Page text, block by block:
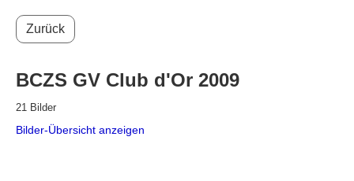
Zurück
BCZS GV Club d'Or 2009
21 Bilder
Bilder-Übersicht anzeigen